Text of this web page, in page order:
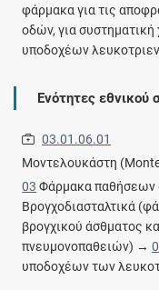
φάρμακα για τις
οδών, για
υποδοχέων
Ενότητες εθνικού
03.01.06.01
Μοντελουκάστη
03 Φάρμακα παθήσεων
Βρογχοδιασταλτικά
βρογχικού άσθματος
πνευμονοπαθειών) →
υποδοχέων των